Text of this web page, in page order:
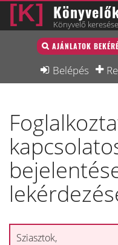
Könyvelő
AJÁNLATOK
Belépés
Könyvelő lista
Könyvelési munkák
Interjú
Blog
Állás
Képzésnaptár
Sziasztok,